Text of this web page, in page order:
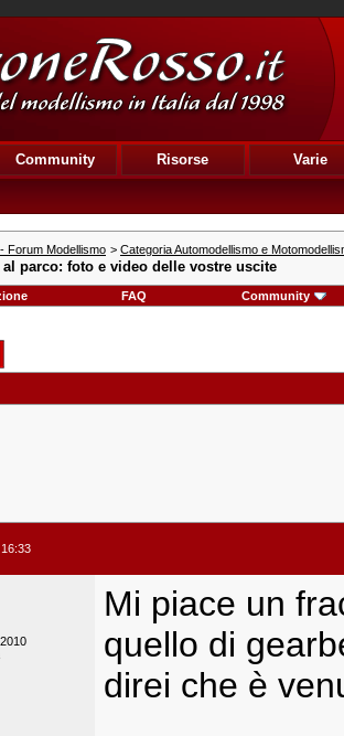
Community Risorse Varie
Forum Modellismo > Categoria Automodellismo e
al parco: foto e video delle vostre uscite
FAQ Community
Mi piace un
quello di
direi che è